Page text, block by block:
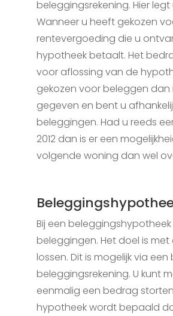
beleggingsrekening. Hier
Wanneer u heeft gekozen
rentevergoeding die u
hypotheek betaalt. Het
voor aflossing van de
gekozen voor beleggen
gegeven en bent u
beleggingen. Had u reeds
2012 dan is er een
volgende woning dan wel
Bij een
beleggingen. Het doel is
lossen. Dit is mogelijk via
beleggingsrekening. U kunt
eenmalig een bedrag
hypotheek wordt bepaald